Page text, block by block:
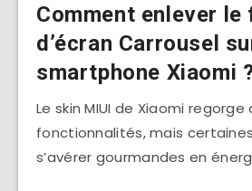
Comment enlever le
d’écran Carrousel
smartphone Xiaomi
Le skin MIUI de Xiaomi regorge
fonctionnalités, mais
s’avérer gourmandes en